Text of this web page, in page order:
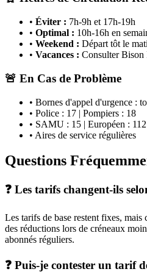
• Éviter : 7h-9h et 17h-19h
• Optimal : 10h-16h en
• Weekend : Départ tôt le
• Vacances : Consulter Bison
🚨 En Cas de Problème
• Bornes d'appel d'urgence :
• Police : 17 | Pompiers : 18
• SAMU : 15 | Européen : 112
• Aires de service régulières
Questions
❓ Les tarifs changent-ils
Les tarifs de base restent fixes, mais
des réductions lors de créneaux
abonnés réguliers.
❓ Puis-je contester un tarif